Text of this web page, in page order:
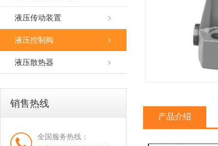
液压传动装置
液压控制阀
液压散热器
销售热线
全国服务热线：
产品介绍